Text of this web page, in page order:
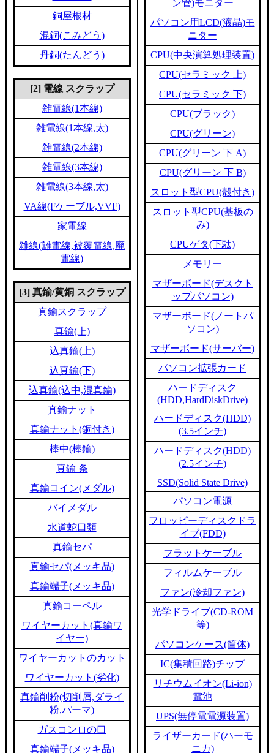
銅屋根材
混銅(こみどう)
丹銅(たんどう)
[2] 電線 スクラップ
雑電線(1本線)
雑電線(1本線,太)
雑電線(2本線)
雑電線(3本線)
雑電線(3本線,太)
VA線(Fケーブル,VVF)
家電線
雑線(雑電線,被覆電線,廃
電線)
[3] 真鍮/黄銅 スクラップ
真鍮スクラップ
真鍮(上)
込真鍮(上)
込真鍮(下)
込真鍮(込中,混真鍮)
真鍮ナット
真鍮ナット(銅付き)
棒中(棒鍮)
真鍮 条
真鍮コイン(メダル)
バイメダル
水道蛇口類
真鍮セパ
真鍮セパ(メッキ品)
真鍮端子(メッキ品)
真鍮コーペル
ワイヤーカット(真鍮ワ
イヤー)
ワイヤーカットのカット
ワイヤーカット(劣化)
真鍮削粉(切削屑,ダライ
粉,パーマ)
ガスコンロの口
真鍮端子(メッキ品)
ン管)モニター
パソコン用LCD(液晶)モ
ニター
CPU(中央演算処理装置)
CPU(セラミック 上)
CPU(セラミック 下)
CPU(ブラック)
CPU(グリーン)
CPU(グリーン 下 A)
CPU(グリーン 下 B)
スロット型CPU(殻付き)
スロット型CPU(基板の
み)
CPUゲタ(下駄)
メモリー
マザーボード(デスクト
ップパソコン)
マザーボード(ノートパ
ソコン)
マザーボード(サーバー)
パソコン拡張カード
ハードディスク
(HDD,HardDiskDrive)
ハードディスク(HDD)
(3.5インチ)
ハードディスク(HDD)
(2.5インチ)
SSD(Solid State Drive)
パソコン電源
フロッピーディスクドラ
イブ(FDD)
フラットケーブル
フィルムケーブル
ファン(冷却ファン)
光学ドライブ(CD-ROM
等)
パソコンケース(筐体)
IC(集積回路)チップ
リチウムイオン(Li-ion)
電池
UPS(無停電電源装置)
ライザーカード(ハーモ
ニカ)